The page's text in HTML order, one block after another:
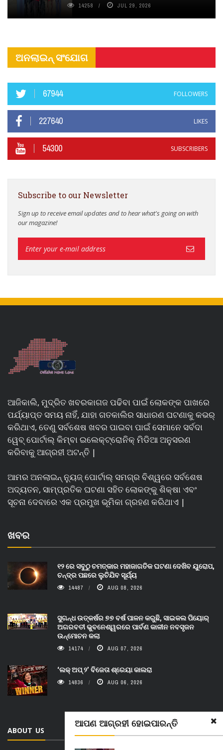
ଆପଣ ଆଗ୍ରହୀ ହୋଇପାରନ୍ତି
14258 JUL 29, 2026
ଅନଲାଇନ୍ ସଂଯୋଗ
67944 FOLLOWERS
227640 LIKES
54300 SUBSCRIBERS
Subscribe to our Newsletter
Sign up to receive email updates and to hear what's going on with
our magazine!
ଆଜିକାଲି, ମୁଦ୍ରିତ ଖବରକାଗଜ ପଢିବା ପାଇଁ ଲୋକଙ୍କ ପାଖରେ
ପର୍ଯ୍ୟାପ୍ତ ସମୟ ନାହିଁ, ଯାହା ଗତକାଲିର ସାଧାରଣ ଘଟଣାକୁ କଭର୍
କରିଥାଏ, ତେଣୁ ସର୍ବଶେଷ ଖବର ପାଇବା ପାଇଁ ସେମାନେ ସର୍ବଦା
ୱେବ୍ ପୋର୍ଟାଲ୍ କିମ୍ବା ଇଲେକ୍ଟ୍ରୋନିକ୍ ମିଡିଆ ଅନୁସରଣ
କରିବାକୁ ଆଗ୍ରହୀ ଅଟନ୍ତି |
ଆମର ଅନଲାଇନ୍ ନ୍ୟୁଜ୍ ପୋର୍ଟାଲ୍ ସମଗ୍ର ବିଶ୍ୱରେ ସର୍ବଶେଷ
ଅଦ୍ୟତନ, ସାମ୍ପ୍ରତିକ ଘଟଣା ସହିତ ଲୋକଙ୍କୁ ଶିକ୍ଷା ଏବଂ
ସୂଚନା ଦେବାରେ ଏକ ପ୍ରମୁଖ ଭୂମିକା ଗ୍ରହଣ କରିଥାଏ |
ଖବର
୧୨ ରେ ସବୁଠୁ ଚମତ୍କାର ମହାଜାଗତିକ ଘଟଣା ଦେଖିବ ୟୁରୋପ,
ଚନ୍ଦ୍ର ପଛରେ ଲୁଚିଯିବ ସୂର୍ଯ୍ୟ
14487 AUG 08, 2026
ସୁଗନ୍ଧ ଉତ୍କର୍ଷର ୭୭ ବର୍ଷ ପାଳନ କରୁଛି, ସାଇକଲ ପିୟୋର୍‌
ଅଗରବତୀ ଭୁବନେଶ୍ୱରରେ ପାର୍ବଣ କାଳୀନ ନବସୃଜନ
ଉନ୍ମୋଚନ କଲା
14174 AUG 07, 2026
‘ଲକ୍ ଅପ୍ ୨’ ବିଜେତା ଶ୍ରେୟା କାଲରା
14836 AUG 06, 2026
ABOUT US